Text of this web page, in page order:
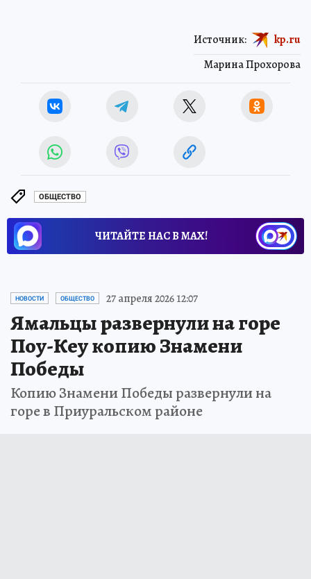
Марина Прохорова
Источник: kp.ru
ОБЩЕСТВО
ЧИТАЙТЕ НАС В МАХ!
НОВОСТИ ОБЩЕСТВО 27 апреля 2026 12:07
Ямальцы развернули на горе
Поу-Кеу копию Знамени
Победы
Копию Знамени Победы развернули на
горе в Приуральском районе